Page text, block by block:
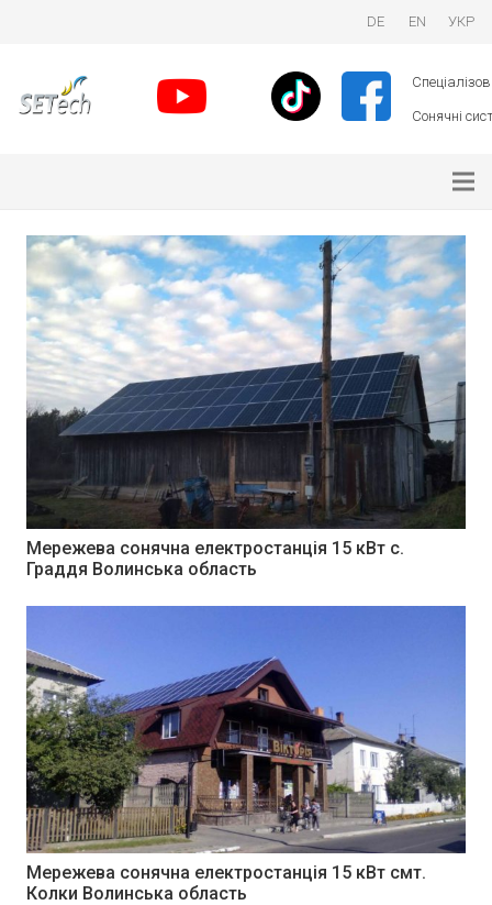
DE EN УКР
Сонячні
Мережева сонячна електростанція 15 кВт с.
Граддя Волинська область
Мережева сонячна електростанція 15 кВт смт.
Колки Волинська область